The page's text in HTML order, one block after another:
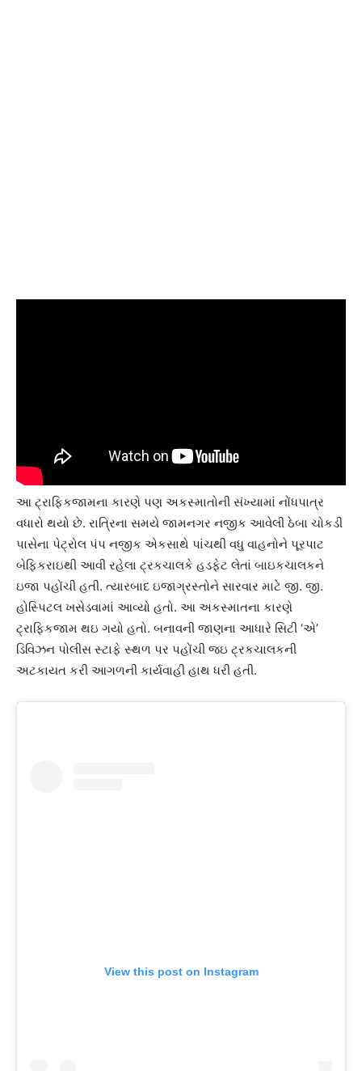
આ ટ્રાફિકજામના કારણે પણ અકસ્માતોની સંખ્યામાં નોંધપાત્ર
વધારો થયો છે. રાત્રિના સમયે જામનગર નજીક આવેલી ઠેબા ચોકડી
પાસેના પેટ્રોલ પંપ નજીક એકસાથે પાંચથી વધુ વાહનોને પૂરપાટ
બેફિકરાઇથી આવી રહેલા ટ્રકચાલકે હડફેટ લેતાં બાઇકચાલકને
ઇજા પહોંચી હતી. ત્યારબાદ ઇજાગ્રસ્તોને સારવાર માટે જી. જી.
હોસ્પિટલ ખસેડવામાં આવ્યો હતો. આ અકસ્માતના કારણે
ટ્રાફિકજામ થઇ ગયો હતો. બનાવની જાણના આધારે સિટી ‘એ’
ડિવિઝન પોલીસ સ્ટાફે સ્થળ પર પહોંચી જઇ ટ્રકચાલકની
અટકાયત કરી આગળની કાર્યવાહી હાથ ધરી હતી.
View this post on Instagram